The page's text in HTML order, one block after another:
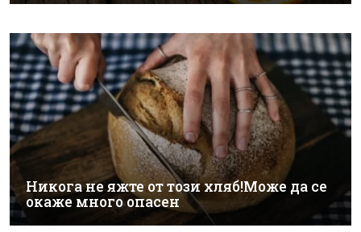
Никога не яжте от този хляб!Може да се
окаже много опасен